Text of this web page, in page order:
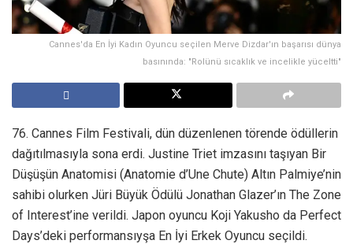
Cannes'da En İyi Kadın Oyuncu seçilen Merve Dizdar'ın başarısı dünya
basınında: "Rolünü sıcaklık ve incelikle yüceltti"
76. Cannes Film Festivali, dün düzenlenen törende ödüllerin
dağıtılmasıyla sona erdi. Justine Triet imzasını taşıyan Bir
Düşüşün Anatomisi (Anatomie d’Une Chute) Altın Palmiye’nin
sahibi olurken Jüri Büyük Ödülü Jonathan Glazer’ın The Zone
of Interest’ine verildi. Japon oyuncu Koji Yakusho da Perfect
Days’deki performansıyşa En İyi Erkek Oyuncu seçildi.